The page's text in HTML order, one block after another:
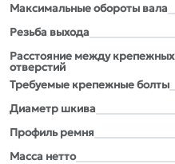
Максимальные обороты вала
Резьба выxода
Расстояние между крепежныx
отверстий
Требуемые крепежные болты
Диаметр шкива
Профиль ремня
Масса нетто